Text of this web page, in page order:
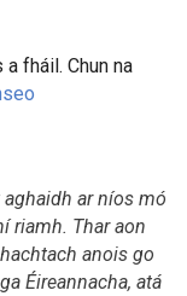
fháil. Chun na
aghaidh ar níos mó
riamh. Thar aon
anois go
Éireannacha, atá